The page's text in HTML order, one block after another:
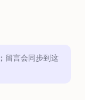
留言会同步到这